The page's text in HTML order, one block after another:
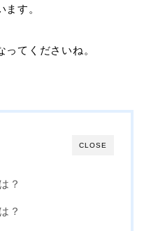
す。
てくださいね。
CLOSE
？
？